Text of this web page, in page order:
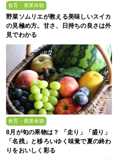
食育・農業体験
野菜ソムリエが教える美味しいスイカ
の見極め方。甘さ、日持ちの良さは外
見でわかる
食育・農業体験
8月が旬の果物は？ 「走り」「盛り」
「名残」と移ろいゆく味覚で夏の終わ
りをおいしく彩る